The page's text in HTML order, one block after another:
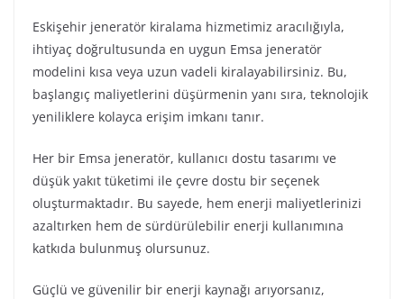
Eskişehir jeneratör kiralama hizmetimiz aracılığıyla,
ihtiyaç doğrultusunda en uygun Emsa jeneratör
modelini kısa veya uzun vadeli kiralayabilirsiniz. Bu,
başlangıç maliyetlerini düşürmenin yanı sıra, teknolojik
yeniliklere kolayca erişim imkanı tanır.
Her bir Emsa jeneratör, kullanıcı dostu tasarımı ve
düşük yakıt tüketimi ile çevre dostu bir seçenek
oluşturmaktadır. Bu sayede, hem enerji maliyetlerinizi
azaltırken hem de sürdürülebilir enerji kullanımına
katkıda bulunmuş olursunuz.
Güçlü ve güvenilir bir enerji kaynağı arıyorsanız,